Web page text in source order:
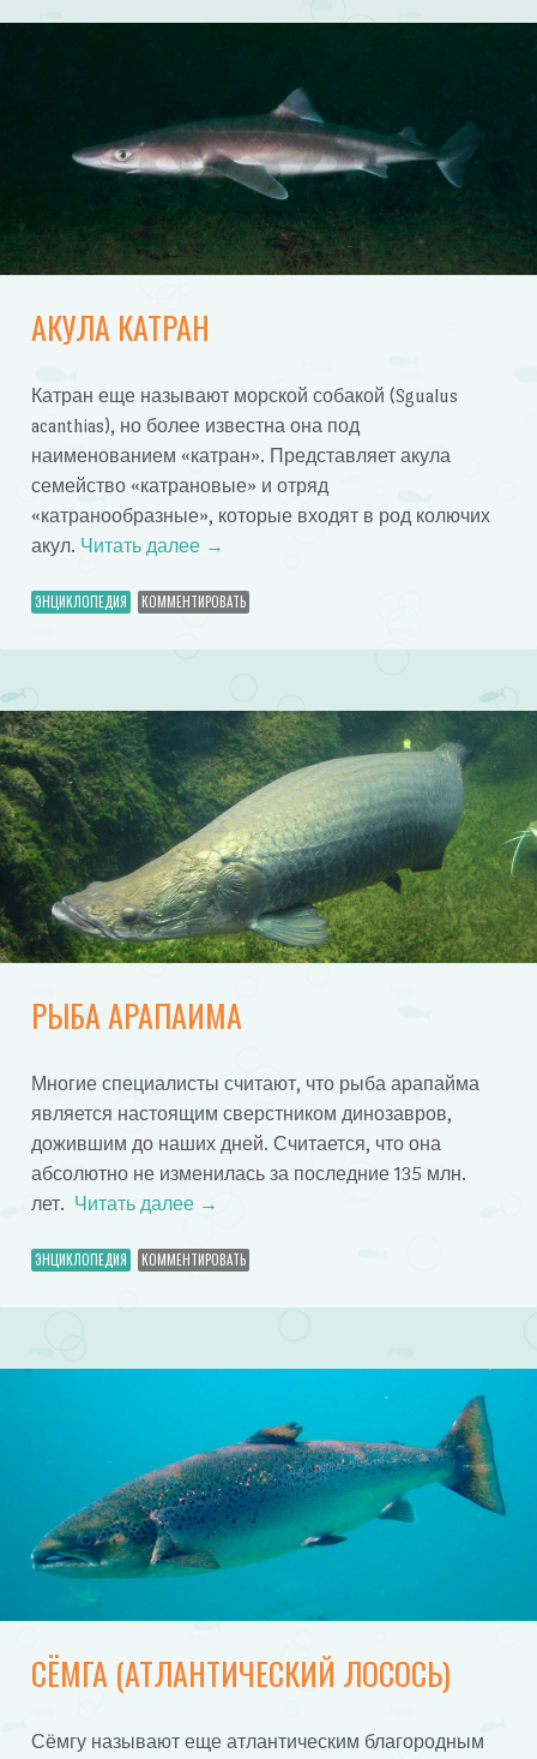
АКУЛА КАТРАН
Катран еще называют морской собакой (Sgualus
acanthias), но более известна она под
наименованием «катран». Представляет акула
семейство «катрановые» и отряд
«катранообразные», которые входят в род колючих
акул. Читать далее →
ЭНЦИКЛОПЕДИЯ КОММЕНТИРОВАТЬ
РЫБА АРАПАИМА
Многие специалисты считают, что рыба арапайма
является настоящим сверстником динозавров,
дожившим до наших дней. Считается, что она
абсолютно не изменилась за последние 135 млн.
лет. Читать далее →
ЭНЦИКЛОПЕДИЯ КОММЕНТИРОВАТЬ
СЁМГА (АТЛАНТИЧЕСКИЙ ЛОСОСЬ)
Сёмгу называют еще атлантическим благородным